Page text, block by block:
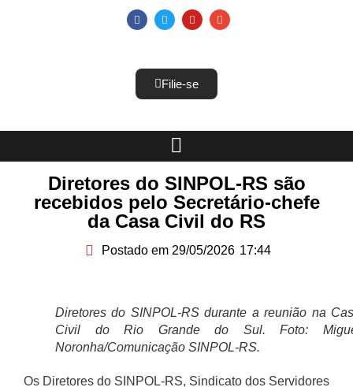
Filie-se
Diretores do SINPOL-RS são
recebidos pelo Secretário-chefe
da Casa Civil do RS
Postado em 29/05/2026 17:44
Diretores do SINPOL-RS durante a reunião na
Civil do Rio Grande do Sul. Foto:
Noronha/Comunicação SINPOL-RS.
Os Diretores do SINPOL-RS, Sindicato dos Servidores